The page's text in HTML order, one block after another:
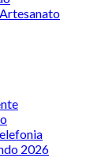
2026